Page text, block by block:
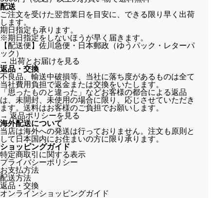
配送
ご注文を受けた翌営業日を目安に、できる限り早く出荷
します。
期日指定も承ります。
※期日指定をしないほうが早く届きます。
【配送便】佐川急便・日本郵政（ゆうパック・レターパ
ック）
→ 出荷とお届けを見る
返品・交換
不良品、輸送中破損等、当社に落ち度があるものは全て
当社費用負担で返金または交換をいたします。
「思ったものと違った」などお客様の都合による返品
は、未開封、未使用の場合に限り、応じさせていただき
ます。送料はお客様のご負担でお願いします。
→ 返品ポリシーを見る
海外配送について
当店は海外への発送は行っておりません。注文も原則と
して日本国内にお住まいの方に限り承ります。
ショッピングガイド
特定商取引に関する表示
プライバシーポリシー
お支払方法
配送方法
返品・交換
オンラインショッピングガイド